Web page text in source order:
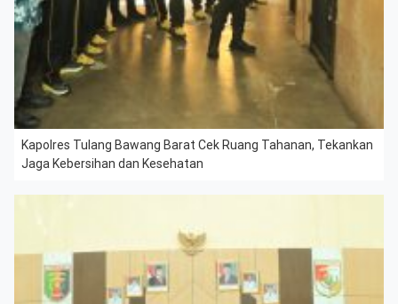
Kapolres Tulang Bawang Barat Cek Ruang Tahanan, Tekankan
Jaga Kebersihan dan Kesehatan